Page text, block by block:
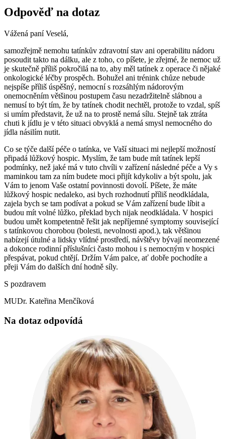
Odpověď na dotaz
Vážená paní Veselá,
samozřejmě nemohu tatínkův zdravotní stav ani operabilitu nádoru
posoudit takto na dálku, ale z toho, co píšete, je zřejmé, že nemoc už
je skutečně příliš pokročilá na to, aby měl tatínek z operace či nějaké
onkologické léčby prospěch. Bohužel ani trénink chůze nebude
nejspíše příliš úspěšný, nemocní s rozsáhlým nádorovým
onemocněním většinou postupem času nezadržitelně slábnou a
nemusí to být tím, že by tatínek chodit nechtěl, protože to vzdal, spíš
si umím představit, že už na to prostě nemá sílu. Stejně tak ztráta
chuti k jídlu je v této situaci obvyklá a nemá smysl nemocného do
jídla násilím nutit.
Co se týče další péče o tatínka, ve Vaší situaci mi nejlepší možností
připadá lůžkový hospic. Myslím, že tam bude mít tatínek lepší
podmínky, než jaké má v tuto chvíli v zařízení následné péče a Vy s
maminkou tam za ním budete moci přijít kdykoliv a být spolu, jak
Vám to jenom Vaše ostatní povinnosti dovolí. Píšete, že máte
lůžkový hospic nedaleko, asi bych rozhodnutí příliš neodkládala,
zajela bych se tam podívat a pokud se Vám zařízení bude líbit a
budou mít volné lůžko, překlad bych nijak neodkládala. V hospici
budou umět kompetentně řešit jak nepříjemné symptomy související
s tatínkovou chorobou (bolesti, nevolnosti apod.), tak většinou
nabízejí útulné a lidsky vlídné prostředí, návštěvy bývají neomezené
a dokonce rodinní příslušníci často mohou i s nemocným v hospici
přespávat, pokud chtějí. Držím Vám palce, ať dobře pochodíte a
přeji Vám do dalších dní hodně síly.
S pozdravem
MUDr. Kateřina Menčíková
Na dotaz odpovídá